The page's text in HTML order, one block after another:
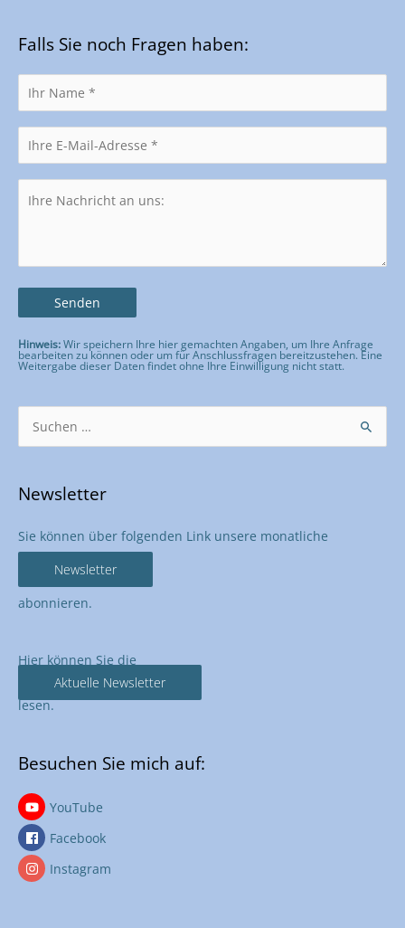
Falls Sie noch Fragen haben:
Hinweis:Wir speichern Ihre hier gemachten Angaben, um Ihre Anfrage
bearbeiten zu können oder um für Anschlussfragen bereitzustehen. Eine
Weitergabe dieser Daten findet ohne Ihre Einwilligung nicht statt.
Bitte lasse dieses Feld leer.
Newsletter
Sie können über folgenden Link unsere monatliche
Newsletter
abonnieren.
Hier können Sie die
Aktuelle Newsletter
lesen.
Besuchen Sie mich auf:
YouTube
Facebook
Instagram